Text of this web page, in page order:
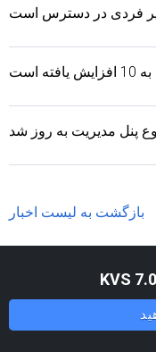
بازگشت به لیست اخبار
KVS